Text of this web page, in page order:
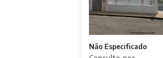
Não Especificado